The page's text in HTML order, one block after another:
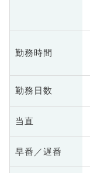
勤務時間
勤務日数
当直
早番／遅番